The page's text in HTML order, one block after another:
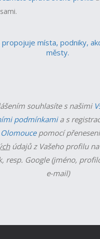
propojuje místa, podniky,
městy.
souhlasíte s našimi
podmínkamia s
Olomoucepomocí
údajů z Vašeho profilu
resp. Google (jméno,
e-mail)